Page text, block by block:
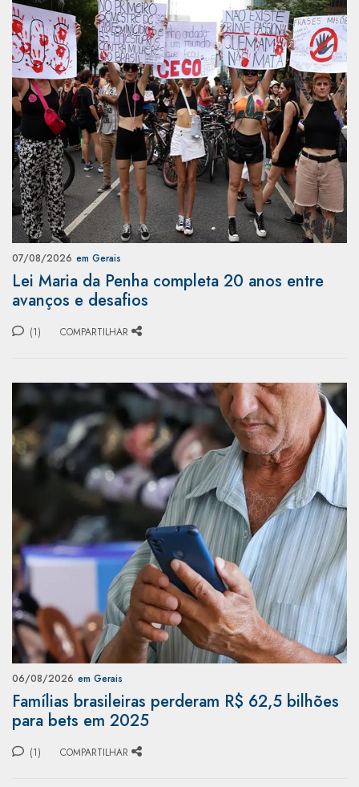
07/08/2026 em Gerais
Lei Maria da Penha completa 20 anos entre
avanços e desafios
(1) COMPARTILHAR
06/08/2026 em Gerais
Famílias brasileiras perderam R$ 62,5 bilhões
para bets em 2025
(1) COMPARTILHAR